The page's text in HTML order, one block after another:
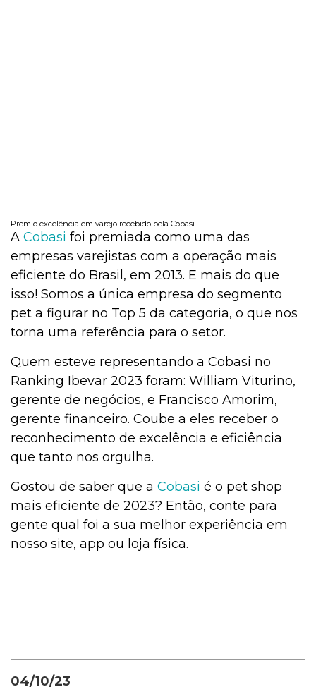
Premio excelência em varejo recebido pela Cobasi
A Cobasi foi premiada como uma das
empresas varejistas com a operação mais
eficiente do Brasil, em 2013. E mais do que
isso! Somos a única empresa do segmento
pet a figurar no Top 5 da categoria, o que nos
torna uma referência para o setor.
Quem esteve representando a Cobasi no
Ranking Ibevar 2023 foram: William Viturino,
gerente de negócios, e Francisco Amorim,
gerente financeiro. Coube a eles receber o
reconhecimento de excelência e eficiência
que tanto nos orgulha.
Gostou de saber que a Cobasi é o pet shop
mais eficiente de 2023? Então, conte para
gente qual foi a sua melhor experiência em
nosso site, app ou loja física.
04/10/23